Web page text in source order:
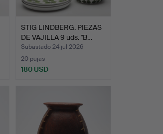
STIG LINDBERG. PIEZAS
DE VAJILLA 9 uds. "B…
Subastado 24 jul 2026
20 pujas
180 USD